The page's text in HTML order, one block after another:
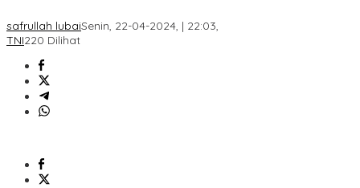
safrullah lubaiSenin, 22-04-2024, | 22:03,
TNI220 Dilihat